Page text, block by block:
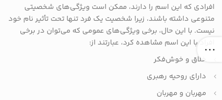
افرادی که این اسم را دارند، ممکن است ویژگی‌های شخصیتی
متنوعی داشته باشند، زیرا شخصیت یک فرد تنها تحت تأثیر نام خود
نیست. با این حال، برخی ویژگی‌های عمومی که می‌توان در برخی
افراد با این اسم مشاهده کرد، عبارتند از:
خلاق و خوش‌فکر
دارای روحیه رهبری
مهربان و مهربان